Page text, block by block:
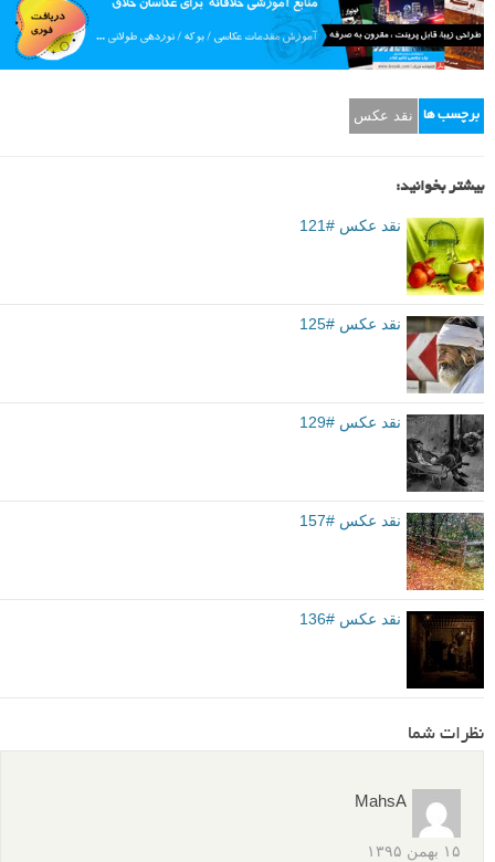
برچسب ها نقد عکس
بیشتر بخوانید:
نقد عکس #121
نقد عکس #125
نقد عکس #129
نقد عکس #157
نقد عکس #136
نظرات شما
MahsA
۱۵ بهمن ۱۳۹۵